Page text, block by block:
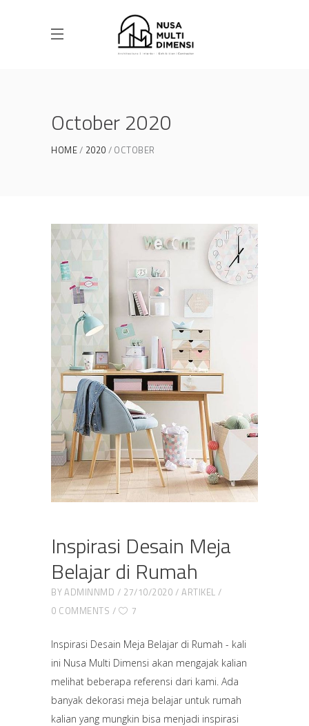
October 2020
HOME 2020 OCTOBER
Inspirasi Desain Meja
Belajar di Rumah
BYADMINNMD 27/10/2020
ARTIKEL
0 COMMENTS
7
Inspirasi Desain Meja Belajar di Rumah - kali
ini Nusa Multi Dimensi akan mengajak kalian
melihat beberapa referensi dari kami. Ada
banyak dekorasi meja belajar untuk rumah
kalian yang mungkin bisa menjadi inspirasi